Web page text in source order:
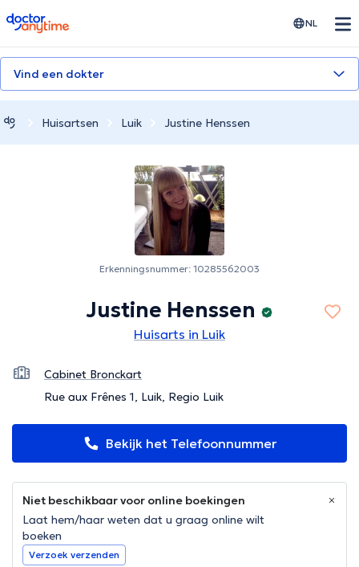
doctoranytime NL
Vind een dokter
Huisartsen Luik Justine Henssen
Erkenningsnummer: 10285562003
Justine Henssen
Huisarts in Luik
Cabinet Bronckart
Rue aux Frênes 1, Luik, Regio Luik
Bekijk het Telefoonnummer
Niet beschikbaar voor online boekingen
Laat hem/haar weten dat u graag online wilt
boeken
Verzoek verzenden